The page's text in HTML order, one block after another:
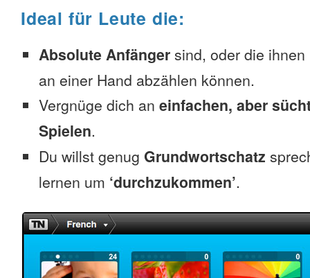
Ideal für Leute die:
Absolute Anfänger sind, oder die
an einer Hand abzählen können.
Vergnüge dich an einfachen, aber
Spielen.
Du willst genug Grundwortschatz
lernen um ‘durchzukommen’.